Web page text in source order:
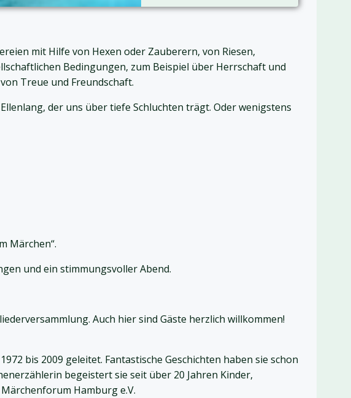
mit Hilfe von Hexen oder Zauberern, von Riesen,
Bedingungen, zum Beispiel über Herrschaft und
Treue und Freundschaft.
der uns über tiefe Schluchten trägt. Oder wenigstens
Märchen“.
und ein stimmungsvoller Abend.
Auch hier sind Gäste herzlich willkommen!
bis 2009 geleitet. Fantastische Geschichten haben sie schon
begeistert sie seit über 20 Jahren Kinder,
Hamburg e.V.